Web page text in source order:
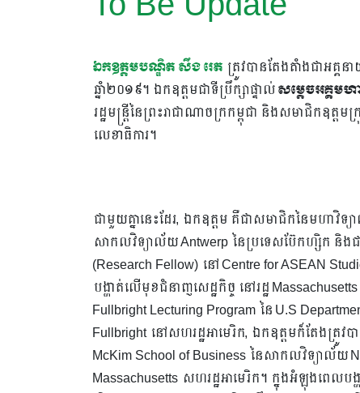
ឯកឧត្តមបណ្ឌិត សឹង រេត ត្រូវបានតែងតាំងជាអគ្គន
ឆ្នាំ២០១៩។ ឯកឧត្តមជាទីប្រឹក្សាផ្ទាល់ សម្តេចអគ្គម
រដ្ឋមន្រ្តីនៃព្រះរាជាណាចក្រកម្ពុជា និងសមាជិកឧត្តមក្រុ
លេខាធិការ។
ជាមួយគ្នានេះដែរ, ឯកឧត្តម គឺជាសមាជិកនៃមហាវិទ្យា
សាកលវិទ្យាល័យ Antwerp នៃប្រទេសប៊ែកហ្សិក និងជាអ្
(Research Fellow) នៅ Centre for ASEAN
បង្ហាត់លើមុខជំនាញសេដ្ឋកិច្ច នៅរដ្ឋ
Fullbright Lecturing Program នៃ U.S
Fullbright នៅសហរដ្ឋអាមេរិក, ឯកឧត្តមក៏តែងត្រូវប
McKim School of Business នៃសាកលវិទ្យាល័យ
Massachusetts សហរដ្ឋអាមេរិក។ ក្នុងអំឡុងពេលប